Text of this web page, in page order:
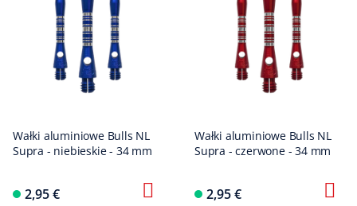
Wałki aluminiowe Bulls NL
Supra - niebieskie - 34 mm
2,95 €
Wałki aluminiowe Bulls NL
Supra - czerwone - 34 mm
2,95 €